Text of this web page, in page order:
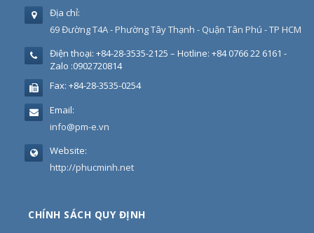
Địa chỉ:
69 Đường T4A - Phường Tây Thạnh - Quận Tân Phú - TP HCM
Điện thoại: +84-28-3535-2125 – Hotline: +84 0766 22 6161 -
Zalo :0902720814
Fax: +84-28-3535-0254
Email:
info@pm-e.vn
Website:
http://phucminh.net
CHÍNH SÁCH QUY ĐỊNH